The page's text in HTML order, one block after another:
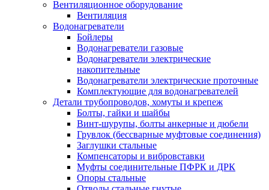
Вентиляционное оборудование
Вентиляция
Водонагреватели
Бойлеры
Водонагреватели газовые
Водонагреватели электрические
накопительные
Водонагреватели электрические проточные
Комплектующие для водонагревателей
Детали трубопроводов, хомуты и крепеж
Болты, гайки и шайбы
Винт-шурупы, болты анкерные и дюбели
Грувлок (бессварные муфтовые соединения)
Заглушки стальные
Компенсаторы и вибровставки
Муфты соединительные ПФРК и ДРК
Опоры стальные